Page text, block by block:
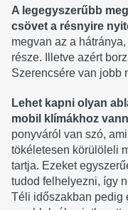
A legegyszerűbb
csövet a résnyire
megvan az a
része. Illetve azért
Szerencsére van jobb
Lehet kapni olyan
mobil klímákhoz
ponyváról van szó,
tökéletesen körülöleli
tartja. Ezeket
tudod felhelyezni, így
Téli időszakban pedig